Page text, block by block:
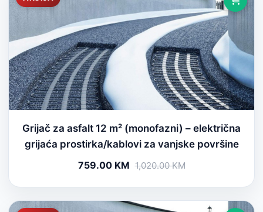
Grijač za asfalt 12 m² (monofazni) – električna
grijaća prostirka/kablovi za vanjske površine
759.00 KM 1,020.00 KM